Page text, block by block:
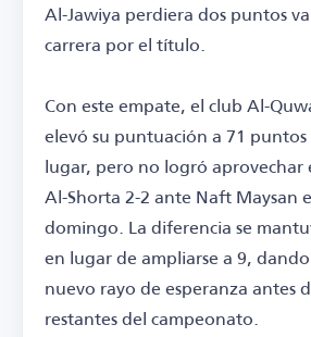
Al-Jawiya perdiera dos puntos
carrera por el título.
Con este empate, el club Al-
elevó su puntuación a 71
lugar, pero no logró
Al-Shorta 2-2 ante Naft Maysan
domingo. La diferencia se
en lugar de ampliarse a 9,
nuevo rayo de esperanza antes
restantes del campeonato.